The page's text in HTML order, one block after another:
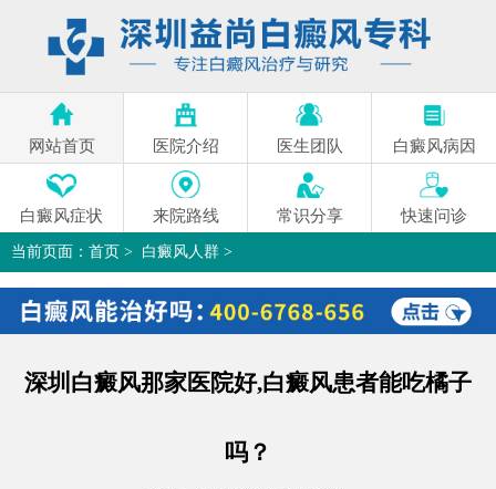
网站首页 医院介绍 医生团队 白癜风病因
白癜风症状 来院路线 常识分享 快速问诊
当前页面： 首页 > 白癜风人群 >
深圳白癜风那家医院好,白癜风患者能吃橘子吗？>
深圳白癜风那家医院好,白癜风患者能吃橘子
吗？